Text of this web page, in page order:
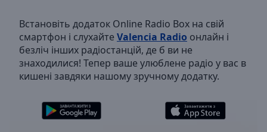
Skip
Backward
Skip
Forward
Mute
Current
Duration-:-
Встановіть додаток Online Radio Box на свій
смартфон і слухайте Valencia Radio онлайн і
безліч інших радіостанцій, де б ви не
знаходилися! Тепер ваше улюблене радіо у вас в
кишені завдяки нашому зручному додатку.